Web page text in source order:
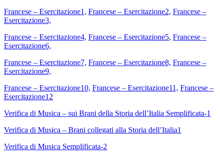
Francese – Esercitazione1, Francese – Esercitazione2, Francese –
Esercitazione3,
Francese – Esercitazione4, Francese – Esercitazione5, Francese –
Esercitazione6,
Francese – Esercitazione7, Francese – Esercitazione8, Francese –
Esercitazione9,
Francese – Esercitazione10, Francese – Esercitazione11, Francese –
Esercitazione12
Verifica di Musica – sui Brani della Storia dell’Italia Semplificata-1
Verifica di Musica – Brani collegati alla Storia dell’Italia1
Verifica di Musica Semplificata-2